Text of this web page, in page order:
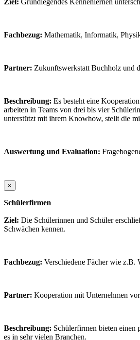
Ziel: Grundlegendes Kennenlernen
Fachbezug: Mathematik, Informatik,
Partner: Zukunftswerkstatt Buchholz und
Beschreibung: Es besteht eine
arbeiten in Teams von drei bis vier
unterstützt mit ihrem Knowhow, stellt die
Auswertung und Evaluation:
×
Schülerfirmen
Ziel: Die Schülerinnen und Schüler
Schwächen kennen.
Fachbezug: Verschiedene Fächer wie
Partner: Kooperation mit Unternehmen
Beschreibung: Schülerfirmen bieten einen
es in sehr vielen Branchen.